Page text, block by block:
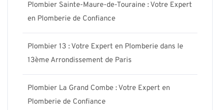
Plombier Sainte-Maure-de-Touraine : Votre Expert
en Plomberie de Confiance
Plombier 13 : Votre Expert en Plomberie dans le
13ème Arrondissement de Paris
Plombier La Grand Combe : Votre Expert en
Plomberie de Confiance